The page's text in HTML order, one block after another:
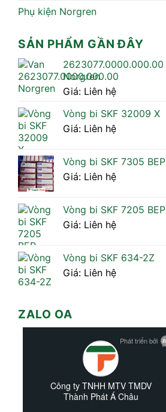
Phụ kiện Norgren
SẢN PHẨM GẦN ĐÂY
2623077.0000.000.00
Norgren
Giá: Liên hệ
Vòng bi SKF 32009 X
Giá: Liên hệ
Vòng bi SKF 7305 BEP
Giá: Liên hệ
Vòng bi SKF 7205 BEP
Giá: Liên hệ
Vòng bi SKF 634-2Z
Giá: Liên hệ
ZALO OA